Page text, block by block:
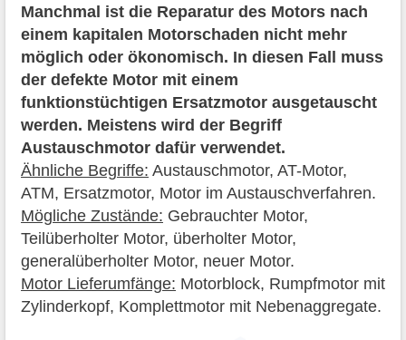
Manchmal ist die Reparatur des Motors nach
einem kapitalen Motorschaden nicht mehr
möglich oder ökonomisch. In diesen Fall muss
der defekte Motor mit einem
funktionstüchtigen Ersatzmotor ausgetauscht
werden. Meistens wird der Begriff
Austauschmotor dafür verwendet.
Ähnliche Begriffe: Austauschmotor, AT-Motor,
ATM, Ersatzmotor, Motor im Austauschverfahren.
Mögliche Zustände: Gebrauchter Motor,
Teilüberholter Motor, überholter Motor,
generalüberholter Motor, neuer Motor.
Motor Lieferumfänge: Motorblock, Rumpfmotor mit
Zylinderkopf, Komplettmotor mit Nebenaggregate.